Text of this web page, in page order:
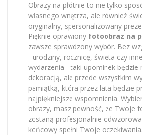
Obrazy na płótnie to nie tylko
własnego wnętrza, ale również
oryginalny, spersonalizowany
Pięknie oprawiony fotoobraz na
zawsze sprawdzony wybór. Bez
- urodziny, rocznicę, święta czy
wydarzenia - taki upominek będzie
dekoracją, ale przede wszystkim
pamiątką, która przez lata będzie
najpiękniejsze wspomnienia.
obrazy, masz pewność, że Twoje
zostaną profesjonalnie
końcowy spełni Twoje oczekiwania.